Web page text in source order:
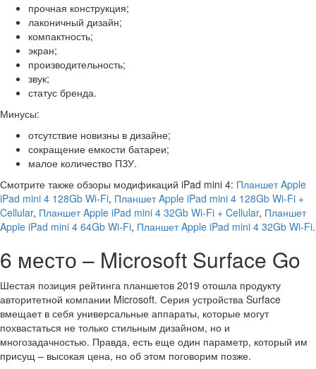
прочная конструкция;
лаконичный дизайн;
компактность;
экран;
производительность;
звук;
статус бренда.
Минусы:
отсутствие новизны в дизайне;
сокращение емкости батареи;
малое количество ПЗУ.
Смотрите также обзоры модификаций iPad mini 4: Планшет Apple
iPad mini 4 128Gb Wi-Fi, Планшет Apple iPad mini 4 128Gb Wi-Fi +
Cellular, Планшет Apple iPad mini 4 32Gb Wi-Fi + Cellular, Планшет
Apple iPad mini 4 64Gb Wi-Fi, Планшет Apple iPad mini 4 32Gb Wi-Fi.
6 место – Microsoft Surface Go
Шестая позиция рейтинга планшетов 2019 отошла продукту
авторитетной компании Microsoft. Серия устройства Surface
вмещает в себя универсальные аппараты, которые могут
похвастаться не только стильным дизайном, но и
многозадачностью. Правда, есть еще один параметр, который им
присущ – высокая цена, но об этом поговорим позже.